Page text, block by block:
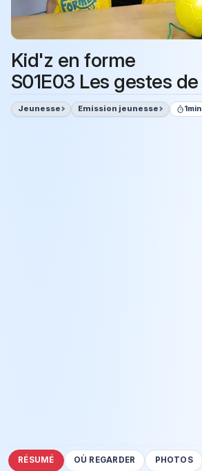
Kid'z en forme
S01E03 Les gestes
Jeunesse Emission jeunesse 1min
RÉSUMÉ OÙ REGARDER PHOTOS